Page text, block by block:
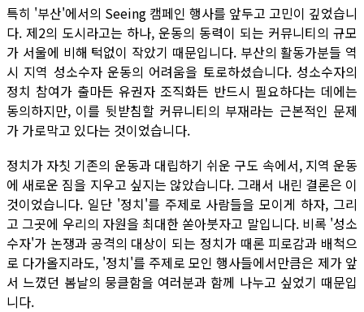
특히 '부산'에서의 Seeing 캠페인 행사를 앞두고 고민이 깊었습니
다. 제2의 도시라고는 하나, 운동의 동력이 되는 커뮤니티의 규모
가 서울에 비해 턱없이 작았기 때문입니다. 부산의 활동가분들 역
시 지역 성소수자 운동의 어려움을 토로하셨습니다. 성소수자의
정치 참여가 출마든 유권자 조직화든 반드시 필요하다는 데에는
동의하지만, 이를 뒷받침할 커뮤니티의 부재라는 근본적인 문제
가 가로막고 있다는 것이었습니다.
정치가 자칫 기존의 운동과 대립하기 쉬운 구도 속에서, 지역 운동
에 새로운 짐을 지우고 싶지는 않았습니다. 그래서 내린 결론은 이
것이었습니다. 일단 '정치'를 주제로 사람들을 모이게 하자, 그리
고 그곳에 우리의 자원을 최대한 쏟아붓자고 말입니다. 비록 '성소
수자'가 논쟁과 공격의 대상이 되는 정치가 때론 피로감과 배척으
로 다가올지라도, '정치'를 주제로 모인 행사들에서만큼은 제가 앞
서 느꼈던 봄날의 뭉클함을 여러분과 함께 나누고 싶었기 때문입
니다.